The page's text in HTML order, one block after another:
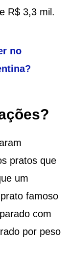
R$ 3,3 mil.
no
pratos que
um
famoso
com
por peso